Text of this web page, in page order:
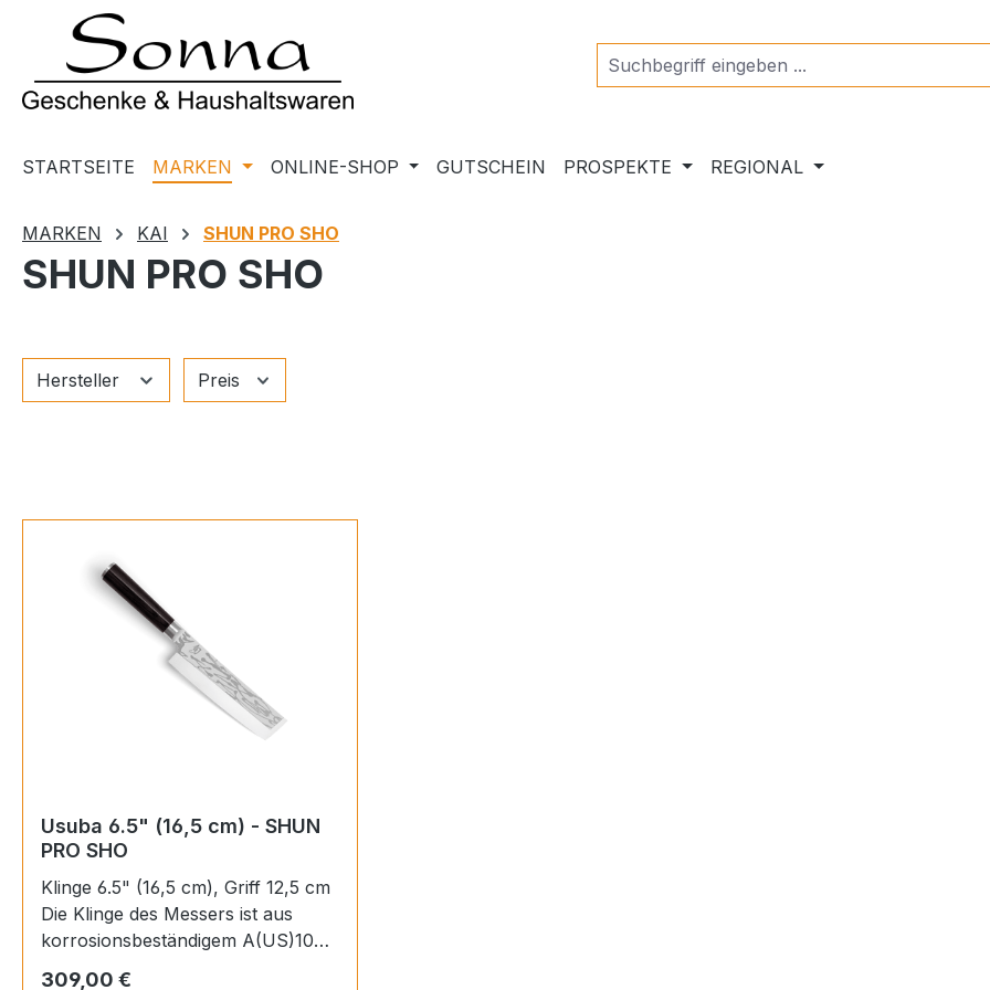
Hauptinhalt springen
Zur Suche springen
Zur Hauptnavigation springen
STARTSEITE MARKEN ONLINE-SHOP GUTSCHEIN PROSPEKTE REGIONAL
MARKEN KAI SHUN PRO SHO
SHUN PRO SHO
Hersteller Preis
Usuba 6.5" (16,5 cm) - SHUN
PRO SHO
Klinge 6.5" (16,5 cm), Griff 12,5 cm
Die Klinge des Messers ist aus
korrosionsbeständigem A(US)10
Regulärer Preis:
309,00 €